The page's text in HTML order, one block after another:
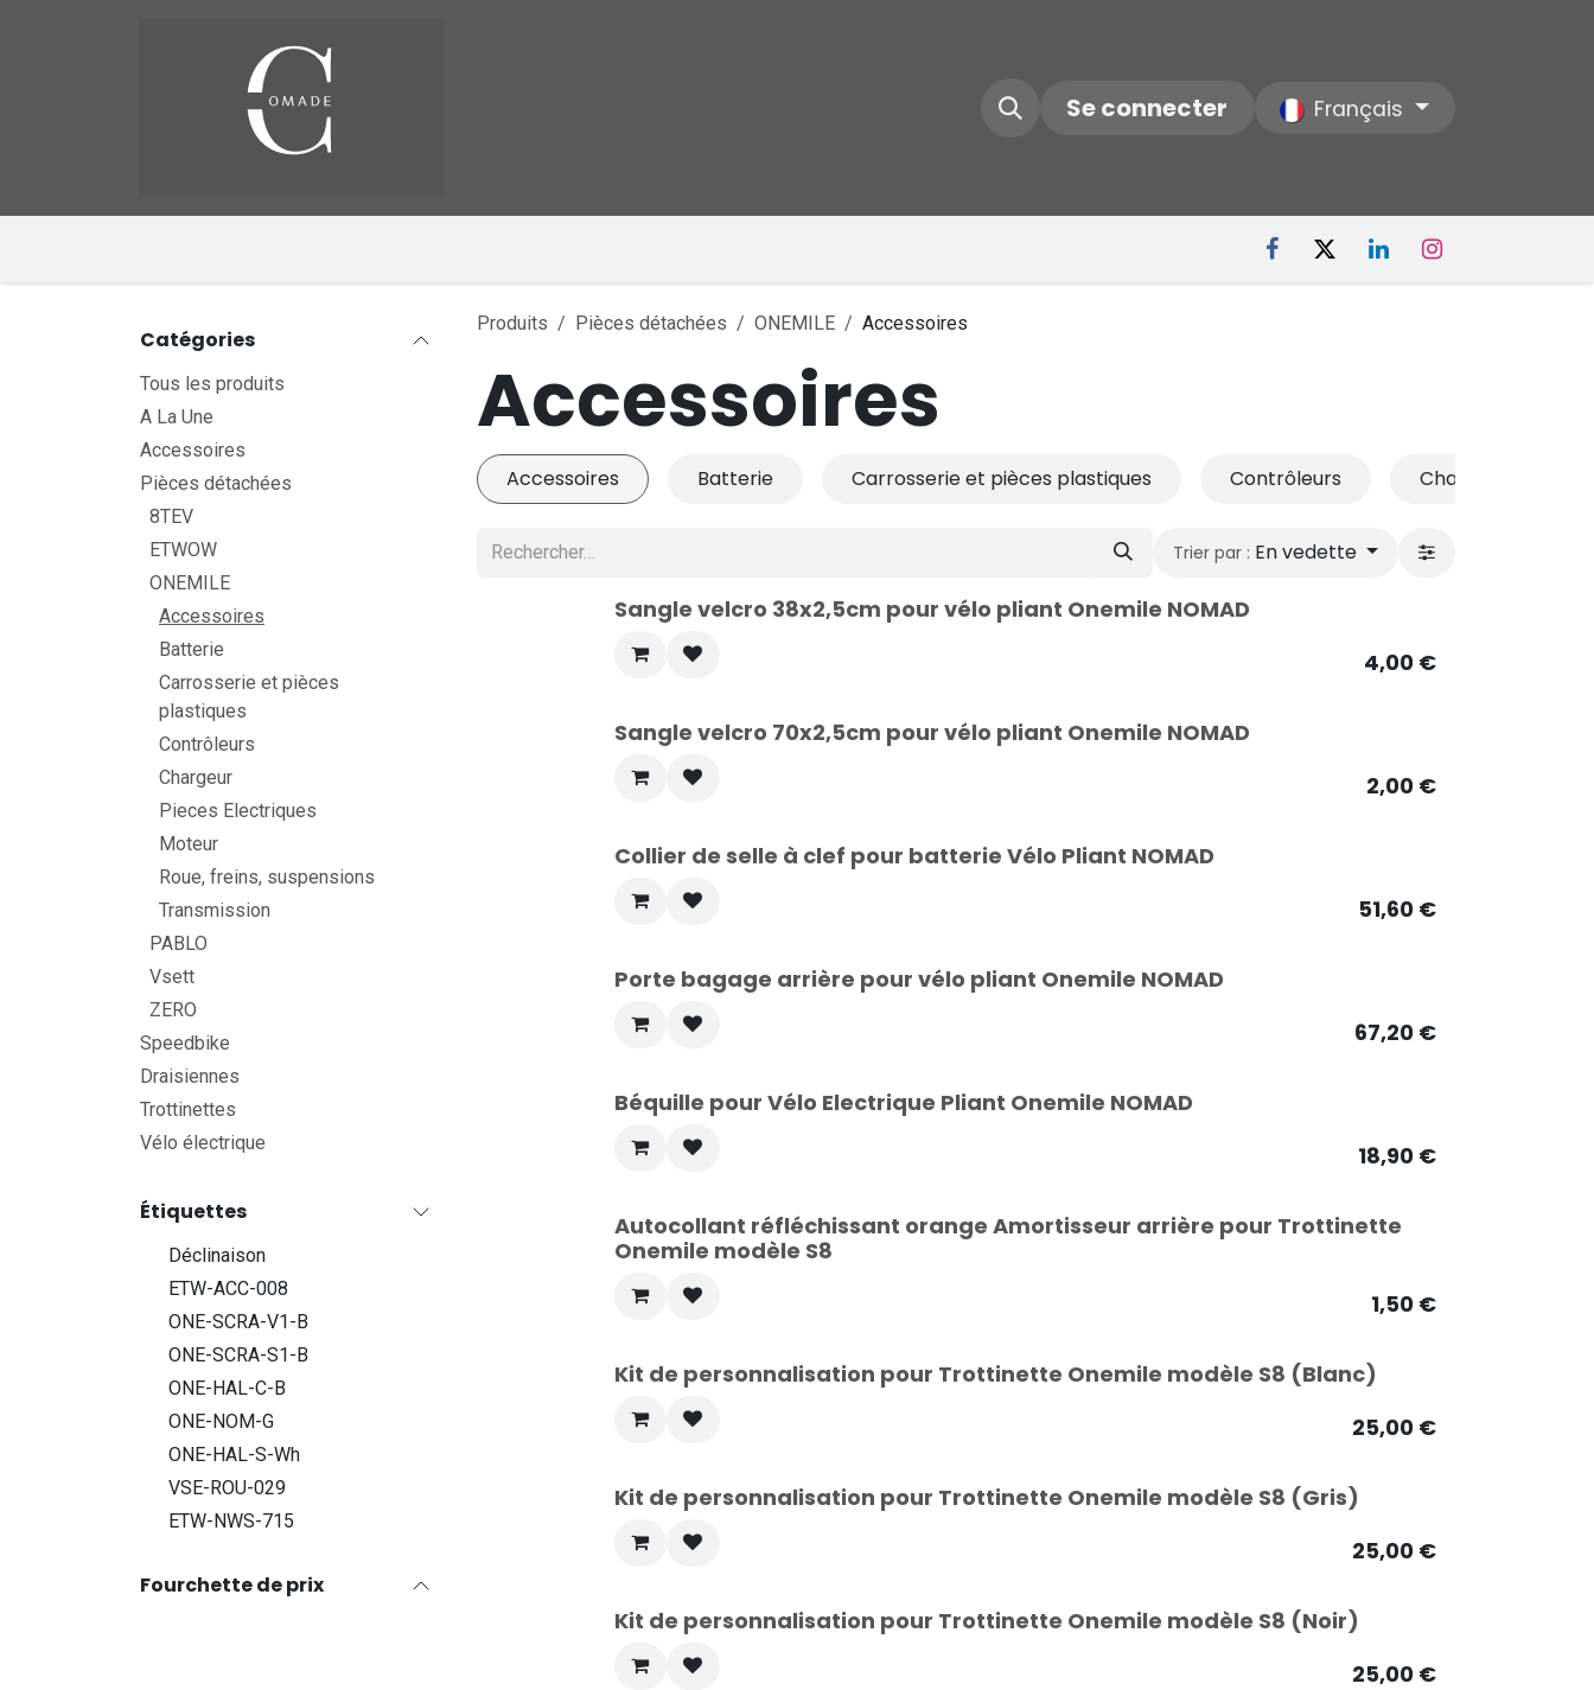
Contactez-nous Notre Société
Se connecter Français
Catégories
Tous les produits
A La Une
Accessoires
Pièces détachées
8TEV
ETWOW
ONEMILE
Accessoires
Batterie
Carrosserie et pièces
plastiques
Contrôleurs
Chargeur
Pieces Electriques
Moteur
Roue, freins, suspensions
Transmission
PABLO
Vsett
ZERO
Speedbike
Draisiennes
Trottinettes
Vélo électrique
Étiquettes
Déclinaison
ETW-ACC-008
ONE-SCRA-V1-B
ONE-SCRA-S1-B
ONE-HAL-C-B
ONE-NOM-G
ONE-HAL-S-Wh
VSE-ROU-029
ETW-NWS-715
Fourchette de prix
Produits Pièces détachées ONEMILE Accessoires
Accessoires
Accessoires Batterie Carrosserie et pièces plastiques Contrôleurs Chargeur
Trier par : En vedette
Sangle velcro 38x2,5cm pour vélo pliant Onemile NOMAD
4,00€
Sangle velcro 70x2,5cm pour vélo pliant Onemile NOMAD
2,00€
Collier de selle à clef pour batterie Vélo Pliant NOMAD
51,60€
Porte bagage arrière pour vélo pliant Onemile NOMAD
67,20€
Béquille pour Vélo Electrique Pliant Onemile NOMAD
18,90€
Autocollant réfléchissant orange Amortisseur arrière pour Trottinette
Onemile modèle S8
1,50€
Kit de personnalisation pour Trottinette Onemile modèle S8 (Blanc)
25,00€
Kit de personnalisation pour Trottinette Onemile modèle S8 (Gris)
25,00€
Kit de personnalisation pour Trottinette Onemile modèle S8 (Noir)
25,00€